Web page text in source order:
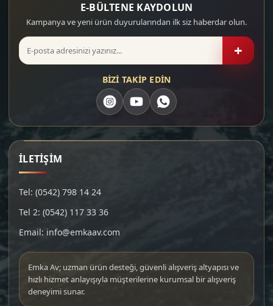
E-BÜLTENE KAYDOLUN
Kampanya ve yeni ürün duyurularından ilk siz haberdar olun.
+
BİZİ TAKİP EDİN
İLETİŞİM
Tel: (0542) 798 14 24
Tel 2: (0542) 117 33 36
Email: info@emkaav.com
Emka Av; uzman ürün desteği, güvenli alışveriş altyapısı ve
hızlı hizmet anlayışıyla müşterilerine kurumsal bir alışveriş
deneyimi sunar.